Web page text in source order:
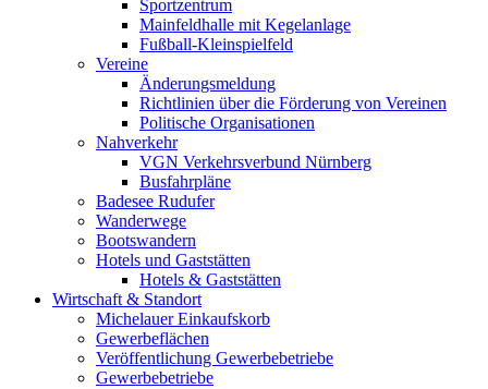
Sportzentrum
Mainfeldhalle mit Kegelanlage
Fußball-Kleinspielfeld
Vereine
Änderungsmeldung
Richtlinien über die Förderung von Vereinen
Politische Organisationen
Nahverkehr
VGN Verkehrsverbund Nürnberg
Busfahrpläne
Badesee Rudufer
Wanderwege
Bootswandern
Hotels und Gaststätten
Hotels & Gaststätten
Wirtschaft & Standort
Michelauer Einkaufskorb
Gewerbeflächen
Veröffentlichung Gewerbebetriebe
Gewerbebetriebe